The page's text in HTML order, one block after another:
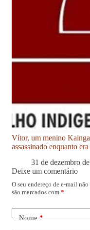
Vítor, um menino
assassinado enquanto
31 de dezembro
Deixe um comentário
O seu endereço de e-mail
são marcados com *
Nome*